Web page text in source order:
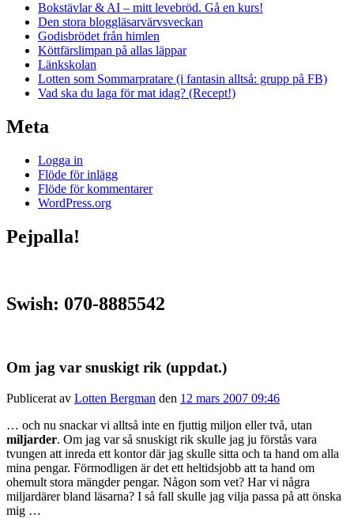
Bokstävlar & AI – mitt levebröd. Gå en kurs!
Den stora bloggläsarvärvsveckan
Godisbrödet från himlen
Köttfärslimpan på allas läppar
Länkskolan
Lotten som Sommarpratare (i fantasin alltså: grupp på FB)
Vad ska du laga för mat idag? (Recept!)
Meta
Logga in
Flöde för inlägg
Flöde för kommentarer
WordPress.org
Pejpalla!
Swish: 070-8885542
Om jag var snuskigt rik (uppdat.)
Publicerat av Lotten Bergman den 12 mars 2007 09:46
… och nu snackar vi alltså inte en fjuttig miljon eller två, utan
miljarder. Om jag var så snuskigt rik skulle jag ju förstås vara
tvungen att inreda ett kontor där jag skulle sitta och ta hand om alla
mina pengar. Förmodligen är det ett heltidsjobb att ta hand om
ohemult stora mängder pengar. Någon som vet? Har vi några
miljardärer bland läsarna? I så fall skulle jag vilja passa på att önska
mig …